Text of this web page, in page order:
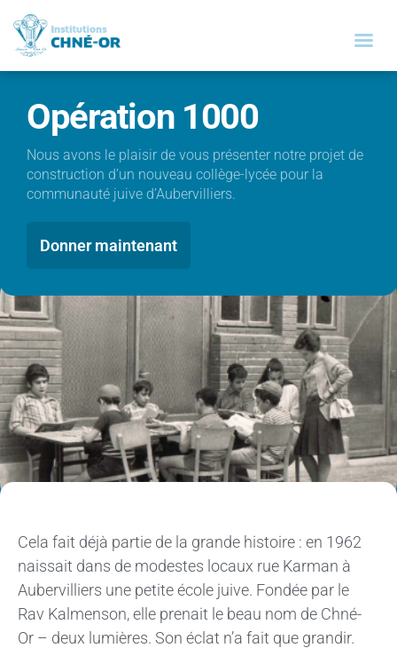
Opération 1000
Nous avons le plaisir de vous présenter notre projet de
construction d’un nouveau collège-lycée pour la
communauté juive d’Aubervilliers.
Donner maintenant
Cela fait déjà partie de la grande histoire : en 1962
naissait dans de modestes locaux rue Karman à
Aubervilliers une petite école juive. Fondée par le
Rav Kalmenson, elle prenait le beau nom de Chné-
Or – deux lumières. Son éclat n’a fait que grandir.